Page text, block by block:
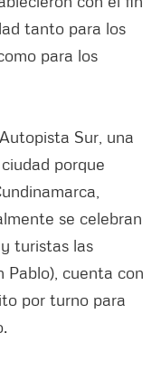
tanto para los
para los
Sur, una
porque
se celebran
turistas las
Pablo), cuenta con
por turno para